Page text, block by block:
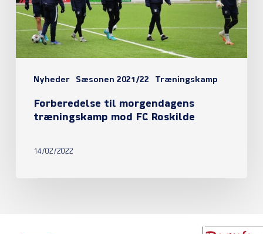
Nyheder Sæsonen 2021/22 Træningskamp
FC
Roskilde
Forberedelse til morgendagens
træningskamp mod FC Roskilde
14/02/2022